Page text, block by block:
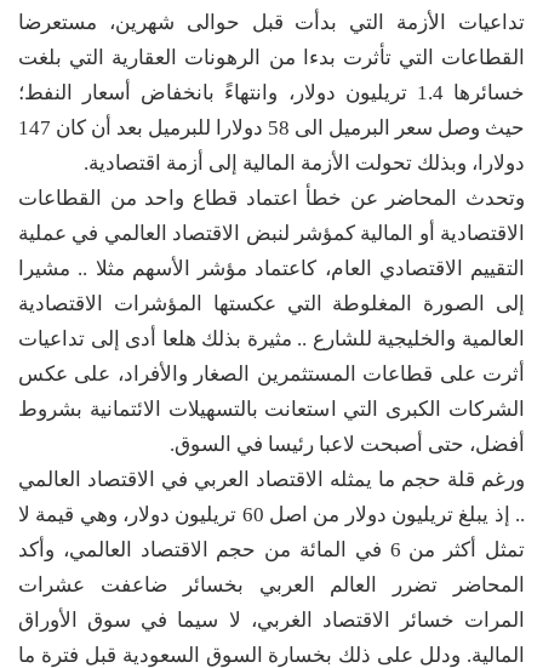
تداعيات الأزمة التي بدأت قبل حوالى شهرين، مستعرضا
القطاعات التي تأثرت بدءا من الرهونات العقارية التي بلغت
خسائرها 1.4 تريليون دولار، وانتهاءً بانخفاض أسعار النفط؛
حيث وصل سعر البرميل الى 58 دولارا للبرميل بعد أن كان 147
دولارا، وبذلك تحولت الأزمة المالية إلى أزمة اقتصادية.
وتحدث المحاضر عن خطأ اعتماد قطاع واحد من القطاعات
الاقتصادية أو المالية كمؤشر لنبض الاقتصاد العالمي في عملية
التقييم الاقتصادي العام، كاعتماد مؤشر الأسهم مثلا .. مشيرا
إلى الصورة المغلوطة التي عكستها المؤشرات الاقتصادية
العالمية والخليجية للشارع .. مثيرة بذلك هلعا أدى إلى تداعيات
أثرت على قطاعات المستثمرين الصغار والأفراد، على عكس
الشركات الكبرى التي استعانت بالتسهيلات الائتمانية بشروط
أفضل، حتى أصبحت لاعبا رئيسا في السوق.
ورغم قلة حجم ما يمثله الاقتصاد العربي في الاقتصاد العالمي
.. إذ يبلغ تريليون دولار من اصل 60 تريليون دولار، وهي قيمة لا
تمثل أكثر من 6 في المائة من حجم الاقتصاد العالمي، وأكد
المحاضر تضرر العالم العربي بخسائر ضاعفت عشرات
المرات خسائر الاقتصاد الغربي، لا سيما في سوق الأوراق
المالية. ودلل على ذلك بخسارة السوق السعودية قبل فترة ما